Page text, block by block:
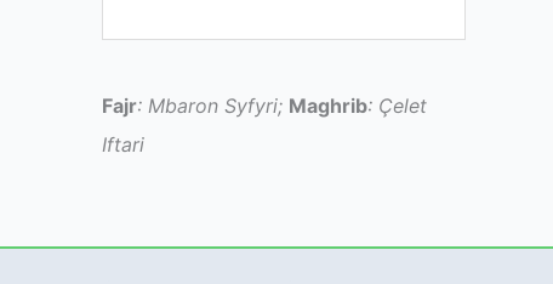
Fajr: Mbaron Syfyri; Maghrib: Çelet
Iftari